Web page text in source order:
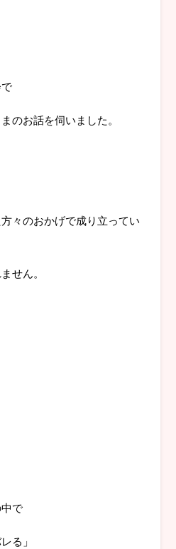
のお話を伺いました。
々のおかげで成り立ってい
せん。
で
る」